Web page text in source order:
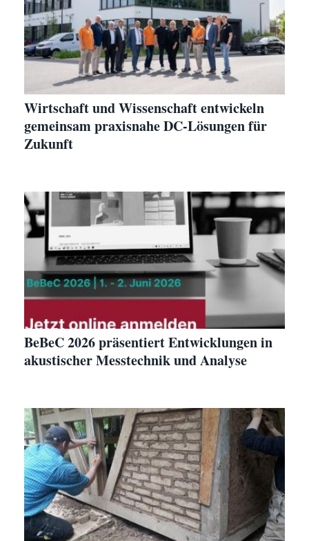
Wirtschaft und Wissenschaft entwickeln
gemeinsam praxisnahe DC-Lösungen für
Zukunft
BeBeC 2026 präsentiert Entwicklungen in
akustischer Messtechnik und Analyse